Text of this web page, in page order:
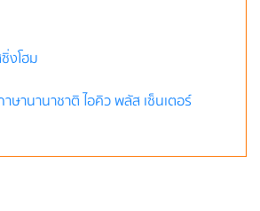
งโฮม
ษานานาชาติ ไอคิว พลัส เซ็นเตอร์